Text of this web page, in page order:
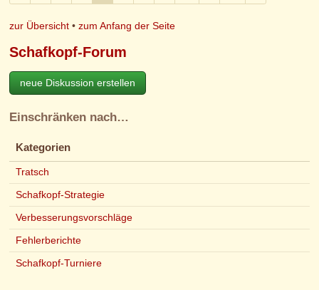
zur Übersicht •zum Anfang der Seite
Schafkopf-Forum
neue Diskussion erstellen
Einschränken nach…
Kategorien
Tratsch
Schafkopf-Strategie
Verbesserungsvorschläge
Fehlerberichte
Schafkopf-Turniere